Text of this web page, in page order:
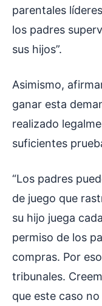
parentales
los padres
sus hijos”.
Asimismo,
ganar esta
realizado
suficientes
“Los padres
de juego que
su hijo juega
permiso de los
compras. Por
tribunales.
que este caso